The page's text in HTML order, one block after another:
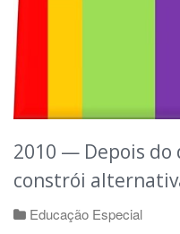
2010 — Depois do
constrói
Educação Especial